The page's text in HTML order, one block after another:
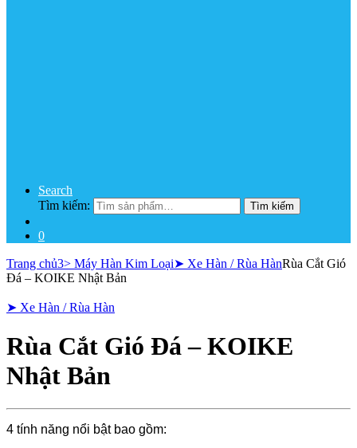
Search
Tìm kiếm:
Tìm kiếm
0
Trang chủ3> Máy Hàn Kim Loại➤ Xe Hàn / Rùa HànRùa Cắt Gió
Đá – KOIKE Nhật Bản
➤ Xe Hàn / Rùa Hàn
Rùa Cắt Gió Đá – KOIKE
Nhật Bản
4 tính năng nổi bật bao gồm: